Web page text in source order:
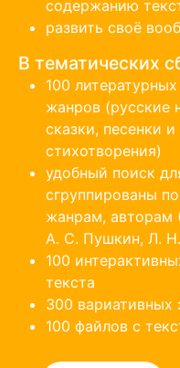
содержанию
развить своё
В тематических
100
жанров (русские
сказки, песенки
стихотворения)
удобный поиск
сгруппированы
жанрам, авторам
А. С. Пушкин, Л.
100
текста
300 вариативных
100 файлов с